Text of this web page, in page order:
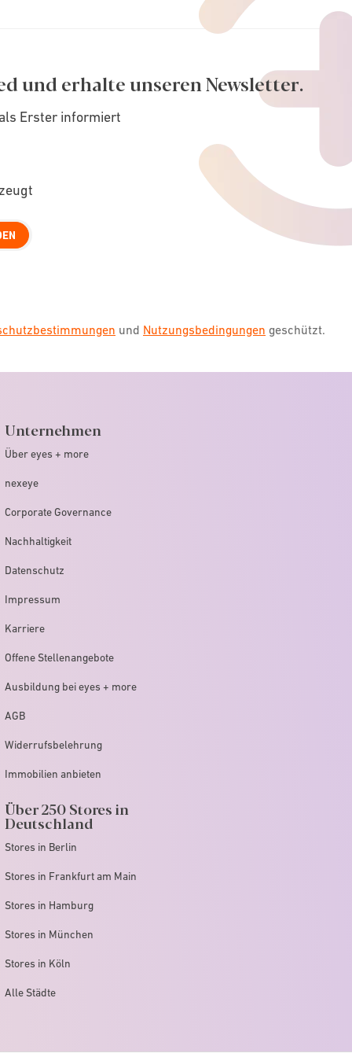
und erhalte unseren Newsletter.
Erster informiert
und Nutzungsbedingungen geschützt.
Unternehmen
Über eyes + more
nexeye
Corporate Governance
Nachhaltigkeit
Datenschutz
Impressum
Karriere
Offene Stellenangebote
Ausbildung bei eyes + more
AGB
Widerrufsbelehrung
Immobilien anbieten
Über 250 Stores in
Deutschland
Stores in Berlin
Stores in Frankfurt am Main
Stores in Hamburg
Stores in München
Stores in Köln
Alle Städte